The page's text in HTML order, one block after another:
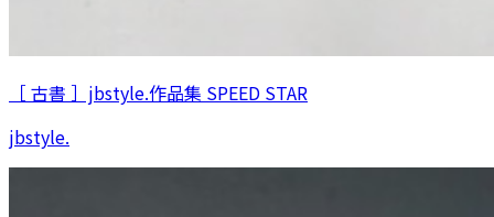
［ 古書 ］jbstyle.作品集 SPEED STAR
jbstyle.